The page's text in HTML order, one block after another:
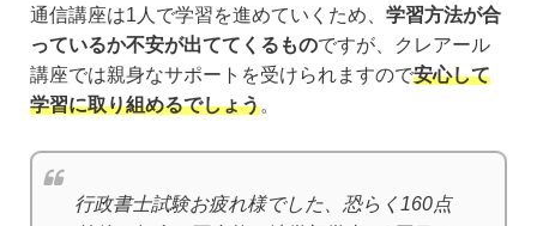
通信講座は1人で学習を進めていくため、 学習方法が合
っているか不安が出ててくるものですが、クレアール
講座では親身なサポートを受けられますので安心して
学習に取り組めるでしょう。
行政書士試験お疲れ様でした、恐らく160点